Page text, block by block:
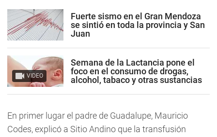
Fuerte sismo en el Gran Mendoza
se sintió en toda la provincia y San
Juan
VIDEO
Semana de la Lactancia pone el
foco en el consumo de drogas,
alcohol, tabaco y otras sustancias
En primer lugar el padre de Guadalupe, Mauricio
Codes, explicó a Sitio Andino que la transfusión